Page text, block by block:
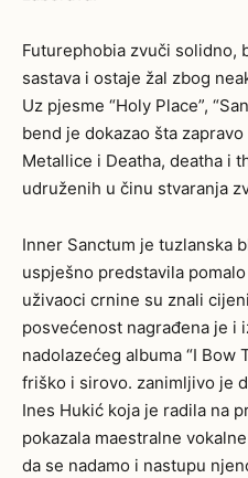
Futurephobia zvuči solidno,
sastava i ostaje žal zbog
Uz pjesme “Holy Place”,
bend je dokazao šta
Metallice i Deatha, deatha i
udruženih u činu stvaranja
Inner Sanctum je tuzlanska
uspješno predstavila
uživaoci crnine su znali
posvećenost nagrađena je i
nadolazećeg albuma “I Bow
friško i sirovo. zanimljivo je
Ines Hukić koja je radila na
pokazala maestralne
da se nadamo i nastupu